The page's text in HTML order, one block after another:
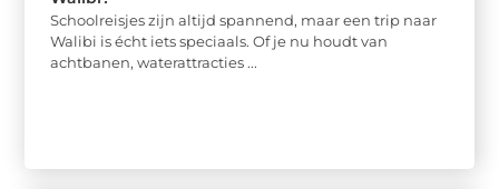
Schoolreisjes zijn altijd spannend, maar een trip naar
Walibi is écht iets speciaals. Of je nu houdt van
achtbanen, waterattracties ...